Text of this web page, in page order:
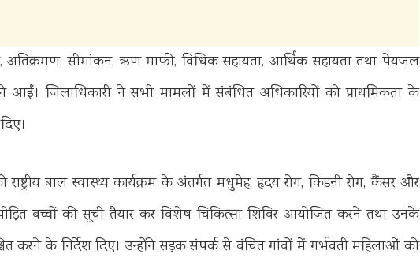
अतिक्रमण, सीमांकन, ऋण माफी, विधिक सहायता, आर्थिक सहायता तथा पेयजल
जिलाधिकारी ने सभी मामलों में संबंधित अधिकारियों को प्राथमिकता के
राष्ट्रीय बाल स्वास्थ्य कार्यक्रम के अंतर्गत मधुमेह, हृदय रोग, किडनी रोग, कैंसर और
बच्चों की सूची तैयार कर विशेष चिकित्सा शिविर आयोजित करने तथा उनके
करने के निर्देश दिए। उन्होंने सड़क संपर्क से वंचित गांवों में गर्भवती महिलाओं को